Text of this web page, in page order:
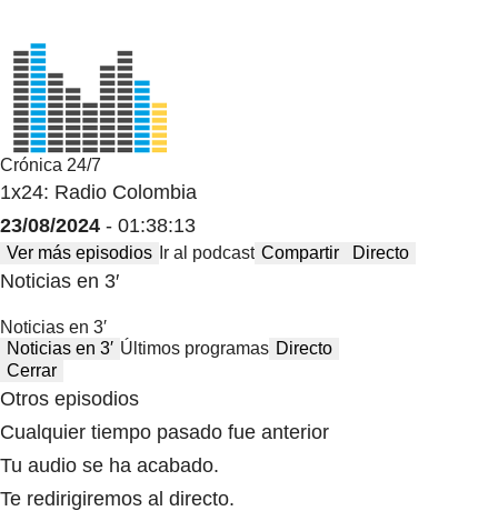
Crónica 24/7
1x24: Radio Colombia
23/08/2024 - 01:38:13
Ver más episodios Ir al podcast Compartir Directo
Noticias en 3′
Noticias en 3′
Noticias en 3′ Últimos programas Directo
Cerrar
Otros episodios
Cualquier tiempo pasado fue anterior
Tu audio se ha acabado.
Te redirigiremos al directo.